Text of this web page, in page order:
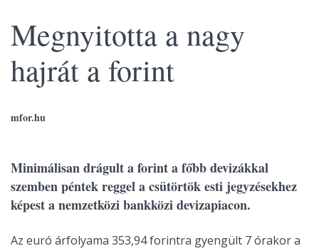
Megnyitotta a nagy
hajrát a forint
mfor.hu
Minimálisan drágult a forint a főbb devizákkal
szemben péntek reggel a csütörtök esti jegyzésekhez
képest a nemzetközi bankközi devizapiacon.
Az euró árfolyama 353,94 forintra gyengült 7 órakor a